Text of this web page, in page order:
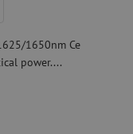
1650nm Ce
power....